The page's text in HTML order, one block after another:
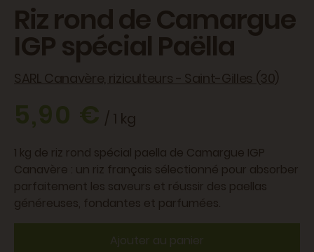
Riz rond de Camargue
IGP spécial Paëlla
SARL Canavère, riziculteurs - Saint-Gilles (30)
5,90 €/ 1 kg
1 kg de riz rond spécial paella de Camargue IGP
Canavère : un riz français sélectionné pour absorber
parfaitement les saveurs et réussir des paellas
généreuses, fondantes et parfumées.
Ajouter au panier